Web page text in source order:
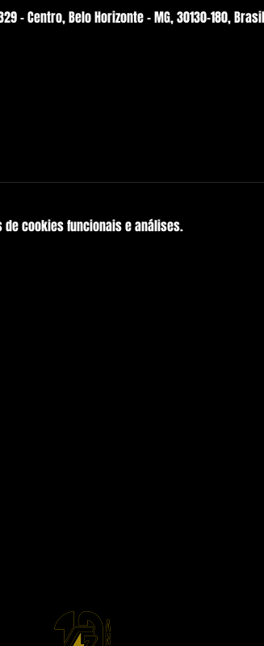
- Centro, Belo Horizonte - MG, 30130-180, Brasil
de cookies funcionais e análises.